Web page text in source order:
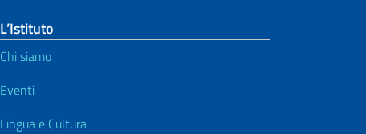
L’Istituto
Chi siamo
Eventi
Lingua e Cultura